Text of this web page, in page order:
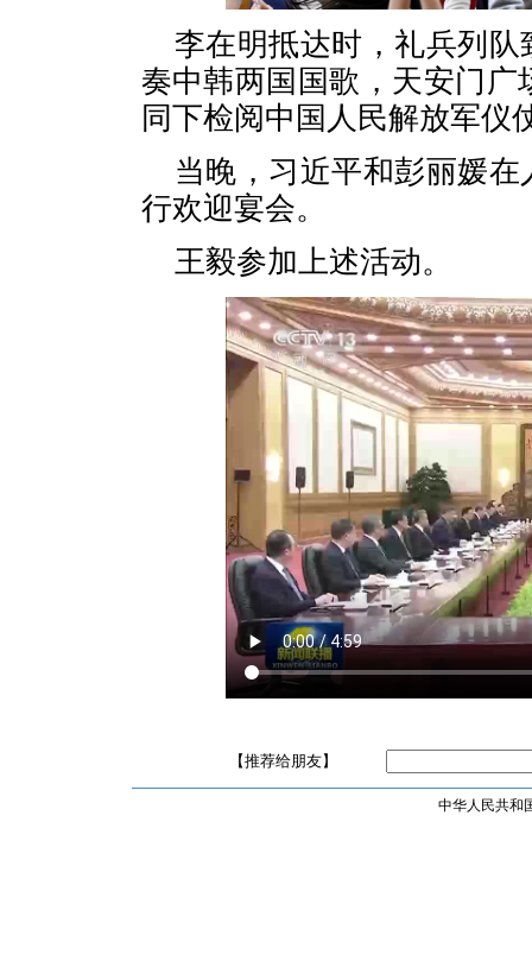
李在明抵达时，礼兵列
奏中韩两国国歌，天安门
同下检阅中国人民解放军仪
当晚，习近平和彭丽媛
行欢迎宴会。
王毅参加上述活动。
【推荐给朋友】
中华人民共和